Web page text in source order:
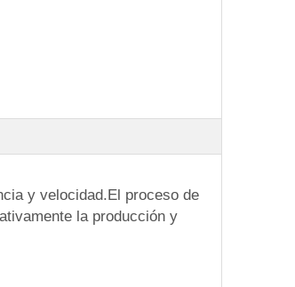
y velocidad.El proceso de
la producción y